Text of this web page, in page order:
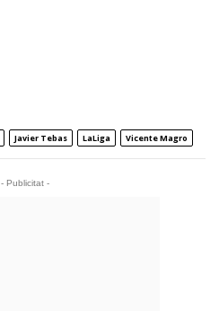
Javier Tebas LaLiga Vicente Magro
- Publicitat -